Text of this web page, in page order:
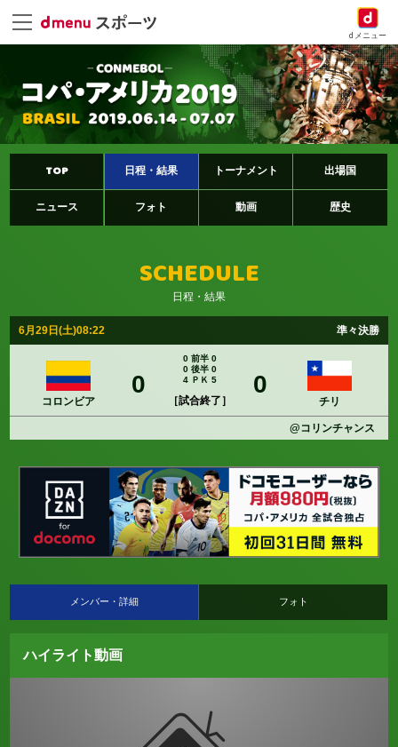
dメニュー
TOP 日程・結果 トーナメント 出場国
ニュース フォト 動画 歴史
SCHEDULE
日程・結果
6月29日(土)08:22 準々決勝
コロンビア
0
0 前半 0
0 後半 0
4 ＰＫ 5
［試合終了］
0
チリ
@コリンチャンス
メンバー・詳細 フォト
ハイライト動画